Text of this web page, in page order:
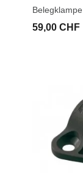
59,00 CHF